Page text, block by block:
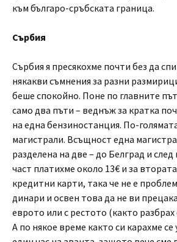
към българо-сръбската граница.
Сърбия
Сърбия я пресякохме почти без да
някакви съмнения за разни
беше спокойно. Поне по главните
само два пъти – веднъж за кратка
на една бензиностанция. По-
магистрали. Всъщност една
разделена на две – до Белград и
част платихме около 13€ и за
кредитни карти, така че не е
динари и освен това да не ви
еврото или с рестото (както
А по някое време както си карахме се